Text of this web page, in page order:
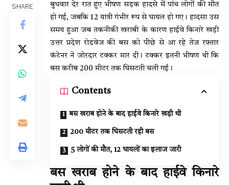
SHARE
बुधवार देर रात हुए भीषण सड़क हादसे में पांच लोगों की मौत
हो गई, जबकि 12 यात्री गंभीर रूप से घायल हो गए। हादसा उस
समय हुआ जब तकनीकी खराबी के कारण हाईवे किनारे खड़ी
उत्तर प्रदेश रोडवेज की बस को पीछे से आ रहे तेज रफ्तार
कंटेनर ने जोरदार टक्कर मार दी। टक्कर इतनी भीषण थी कि
बस करीब 200 मीटर तक घिसटती चली गई।
Contents
बस खराब होने के बाद हाईवे किनारे खड़ी थी
200 मीटर तक घिसटती रही बस
5 लोगों की मौत, 12 घायलों का इलाज जारी
बस खराब होने के बाद हाईवे किनारे